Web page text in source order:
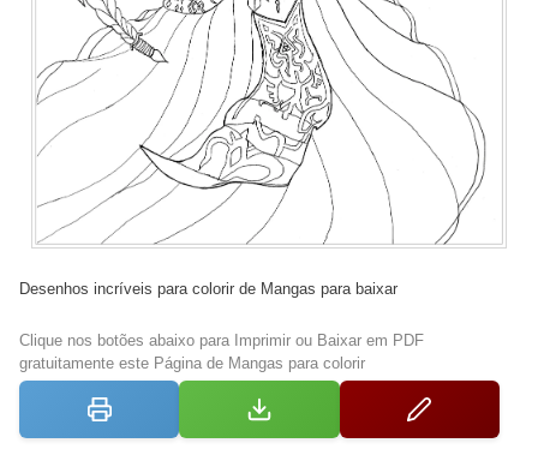
Desenhos incríveis para colorir de Mangas para baixar
Clique nos botões abaixo para Imprimir ou Baixar em PDF
gratuitamente este Página de Mangas para colorir